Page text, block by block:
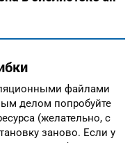
файлами
делом попробуйте
(желательно, с
заново. Если у